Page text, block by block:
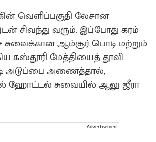
வெளிப்பகுதி லேசான
சிவந்து வரும். இப்போது கரம்
சுவைக்கான ஆம்சூர் பொடி மற்றும்
கஸ்தூரி மேத்தியைத் தூவி
அடுப்பை அணைத்தால்,
ஹோட்டல் சுவையில் ஆலு ஜீரா
Advertisement